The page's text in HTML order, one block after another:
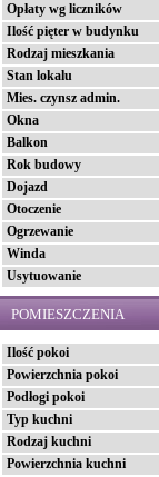
Opłaty wg liczników
Ilość pięter w budynku
Rodzaj mieszkania
Stan lokalu
Mies. czynsz admin.
Okna
Balkon
Rok budowy
Dojazd
Otoczenie
Ogrzewanie
Winda
Usytuowanie
POMIESZCZENIA
Ilość pokoi
Powierzchnia pokoi
Podłogi pokoi
Typ kuchni
Rodzaj kuchni
Powierzchnia kuchni